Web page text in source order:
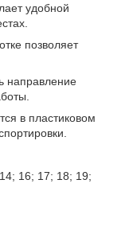
удобной
позволяет
направление
в пластиковом
16; 17; 18; 19;